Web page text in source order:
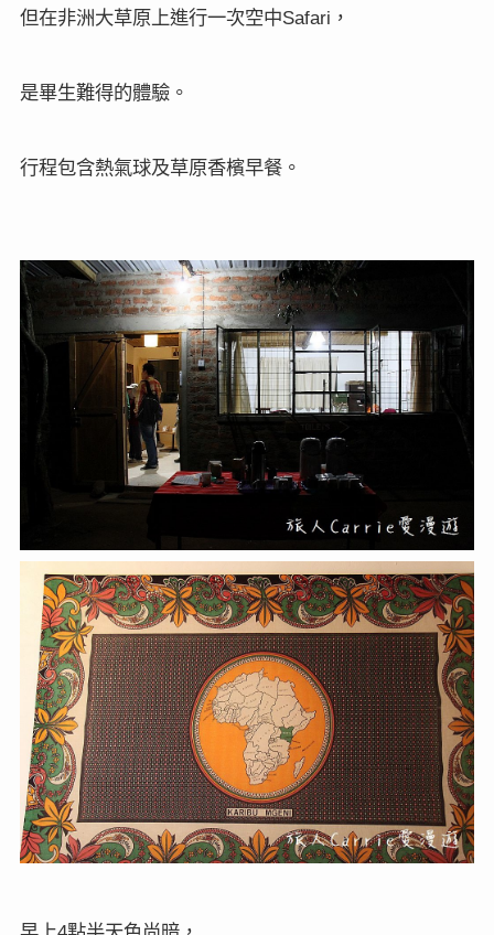
但在非洲大草原上進行一次空中Safari ，
是畢生難得的體驗。
行程包含熱氣球及草原香檳早餐。